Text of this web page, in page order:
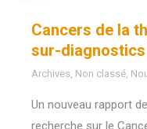
Cancers de la
sur-
Archives Non classé
Un nouveau rapport
recherche sur le